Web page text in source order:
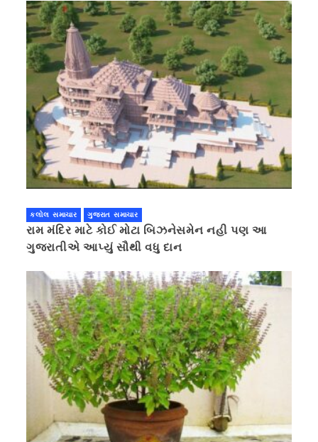
કલોલ સમાચાર ગુજરાત સમાચાર
રામ મંદિર માટે કોઈ મોટા બિઝનેસમેન નહી પણ આ
ગુજરાતીએ આપ્યું સૌથી વધુ દાન